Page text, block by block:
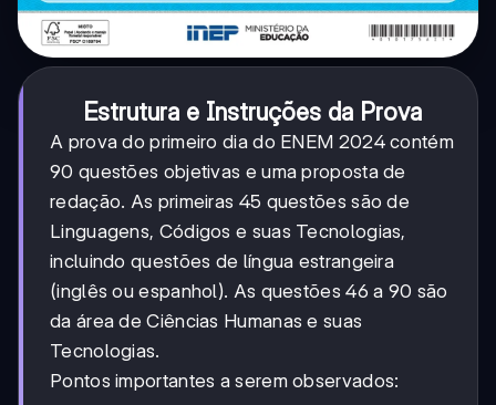
Estrutura e Instruções da Prova
A prova do primeiro dia do ENEM 2024 contém
90 questões objetivas e uma proposta de
redação. As primeiras 45 questões são de
Linguagens, Códigos e suas Tecnologias,
incluindo questões de língua estrangeira
(inglês ou espanhol). As questões 46 a 90 são
da área de Ciências Humanas e suas
Tecnologias.
Pontos importantes a serem observados: